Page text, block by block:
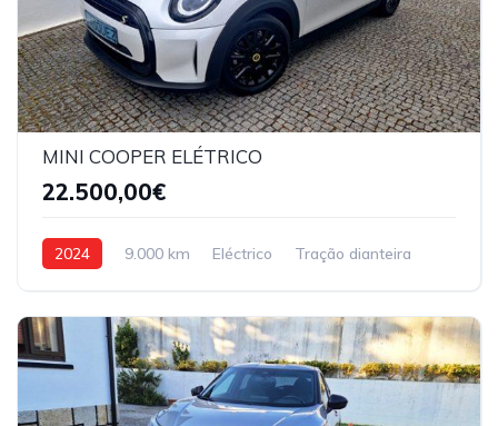
MINI COOPER ELÉTRICO
22.500,00€
2024 9.000 km Eléctrico Tração dianteira